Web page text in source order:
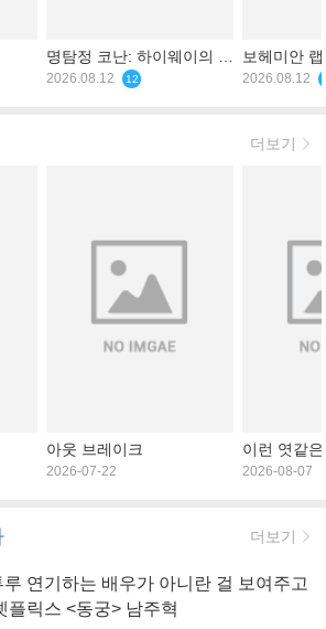
명탐정 코난: 하이웨이의 타
천사
2026.08.12 12
보헤미안
2026.08.12
더보기
아웃 브레이크
2026-07-22
이런 엿같
2026-08-07
더보기
루 연기하는 배우가 아니란 걸 보여주고
플릭스 <동궁> 남주혁